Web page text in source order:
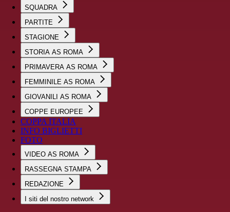
SQUADRA
PARTITE
STAGIONE
STORIA AS ROMA
PRIMAVERA AS ROMA
FEMMINILE AS ROMA
GIOVANILI AS ROMA
COPPE EUROPEE
COPPA ITALIA
INFO BIGLIETTI
FOTO
VIDEO AS ROMA
RASSEGNA STAMPA
REDAZIONE
I siti del nostro network